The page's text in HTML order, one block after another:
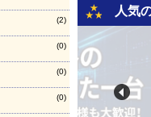
(2)
(0)
(0)
(0)
人気